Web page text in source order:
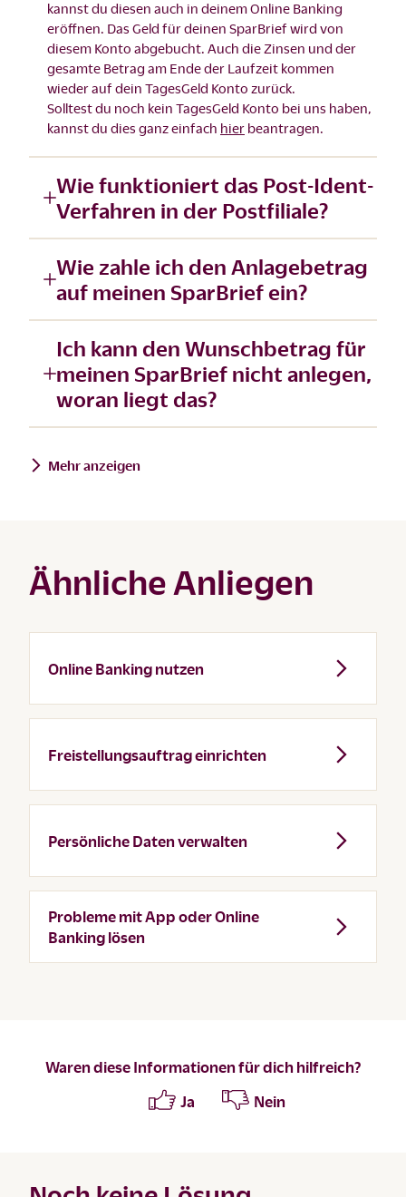
kannst du diesen auch in deinem Online Banking
eröffnen. Das Geld für deinen SparBrief wird von
diesem Konto abgebucht. Auch die Zinsen und der
gesamte Betrag am Ende der Laufzeit kommen
wieder auf dein TagesGeld Konto zurück.
Solltest du noch kein TagesGeld Konto bei uns haben,
kannst du dies ganz einfach hier beantragen.
Wie funktioniert das Post-Ident-
Verfahren in der Postfiliale?
Wie zahle ich den Anlagebetrag
auf meinen SparBrief ein?
Ich kann den Wunschbetrag für
meinen SparBrief nicht anlegen,
woran liegt das?
Mehr anzeigen
Ähnliche Anliegen
Online Banking nutzen
Freistellungsauftrag einrichten
Persönliche Daten verwalten
Probleme mit App oder Online
Banking lösen
Waren diese Informationen für dich hilfreich?
Ja
Nein